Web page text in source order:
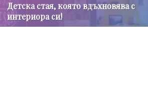
Детска стая, която вдъхновява с
интериора си!